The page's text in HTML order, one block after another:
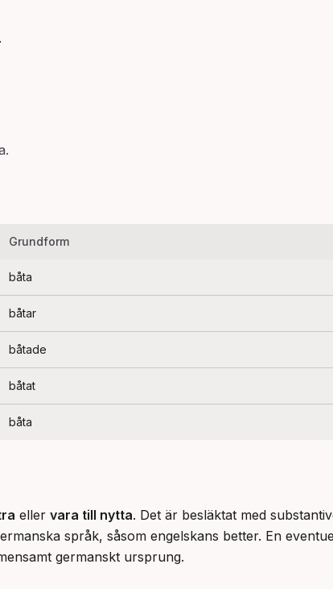
Grundform
båta
båtar
båtade
båtat
båta
eller vara till nytta. Det är besläktat med
språk, såsom engelskans better. En
germanskt ursprung.